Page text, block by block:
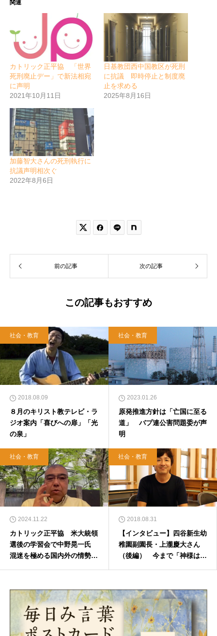
関連
カトリック正平協 「世界
死刑廃止デー」で新法相宛
に声明
2021年10月11日
日基教団西中国教区が死刑
に抗議 即時停止と制度廃
止を求める
2025年8月16日
加藤智大さんの死刑執行に
抗議声明相次ぐ
2022年8月6日
 
前の記事 次の記事
この記事もおすすめ
社会・教育
2018.08.09
８月のキリスト教テレビ・ラ
ジオ案内「喜びへの扉」「光
の泉」
社会・教育
2023.01.26
原発推進方針は「亡国に至る
道」 バプ連公害問題委が声
明
社会・教育
2024.11.22
カトリック正平協 米大統領
選後の学習会で中野晃一氏
混迷を極める国内外の情勢を
社会・教育
2018.08.31
【インタビュー】四谷新生幼
稚園副園長・上瀧慶大さん
（後編） 今まで「神様はい